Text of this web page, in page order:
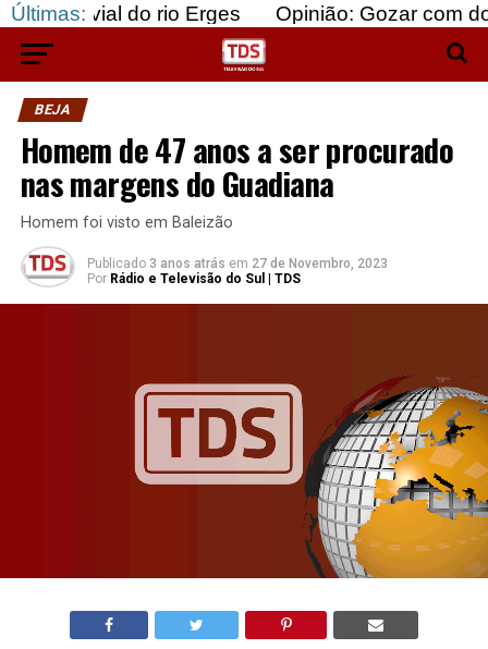
Últimas:
do rio Erges Opinião: Gozar com doentes e
BEJA
Homem de 47 anos a ser procurado
nas margens do Guadiana
Homem foi visto em Baleizão
Publicado 3 anos atrás em 27 de Novembro, 2023
Por Rádio e Televisão do Sul | TDS